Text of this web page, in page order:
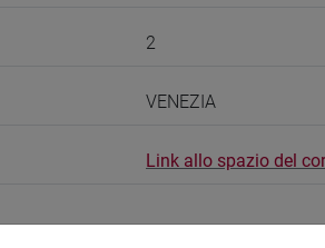
2
VENEZIA
Link allo spazio del